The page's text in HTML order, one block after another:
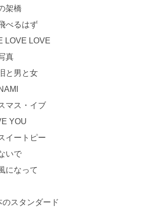
架橋
べるはず
LOVE LOVE
真
と男と女
マス・イブ
YOU
イートピー
いで
になって
のスタンダード